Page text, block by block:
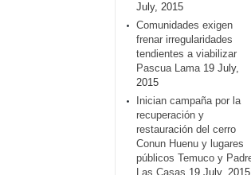
July, 2015
Comunidades exigen
frenar irregularidades
tendientes a viabilizar
Pascua Lama 19 July,
2015
Inician campaña por la
recuperación y
restauración del cerro
Conun Huenu y lugares
públicos Temuco y
Las Casas 19 July, 2015